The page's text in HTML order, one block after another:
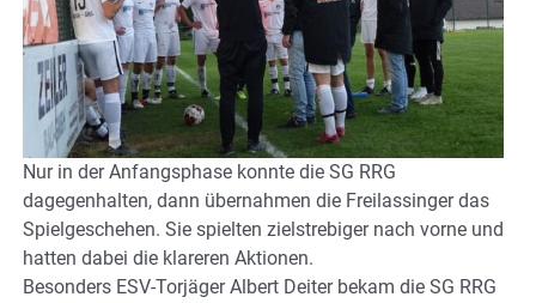
Nur in der Anfangsphase konnte die SG RRG
dagegenhalten, dann übernahmen die Freilassinger das
Spielgeschehen. Sie spielten zielstrebiger nach vorne und
hatten dabei die klareren Aktionen.
Besonders ESV-Torjäger Albert Deiter bekam die SG RRG